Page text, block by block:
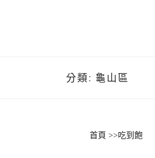
分類: 龜山區
首頁 >>吃到飽